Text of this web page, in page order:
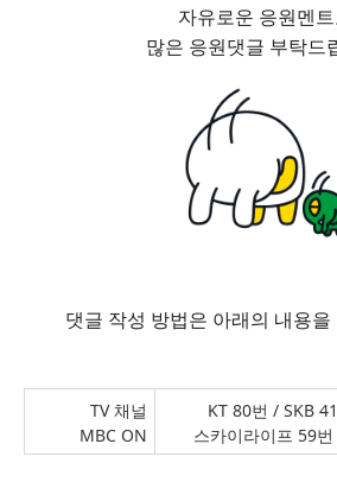
자유로운 응원멘
많은 응원댓글 부탁드
댓글 작성 방법은 아래의 내용
TV 채널
MBC ON
KT 80번 / SKB
스카이라이프 59